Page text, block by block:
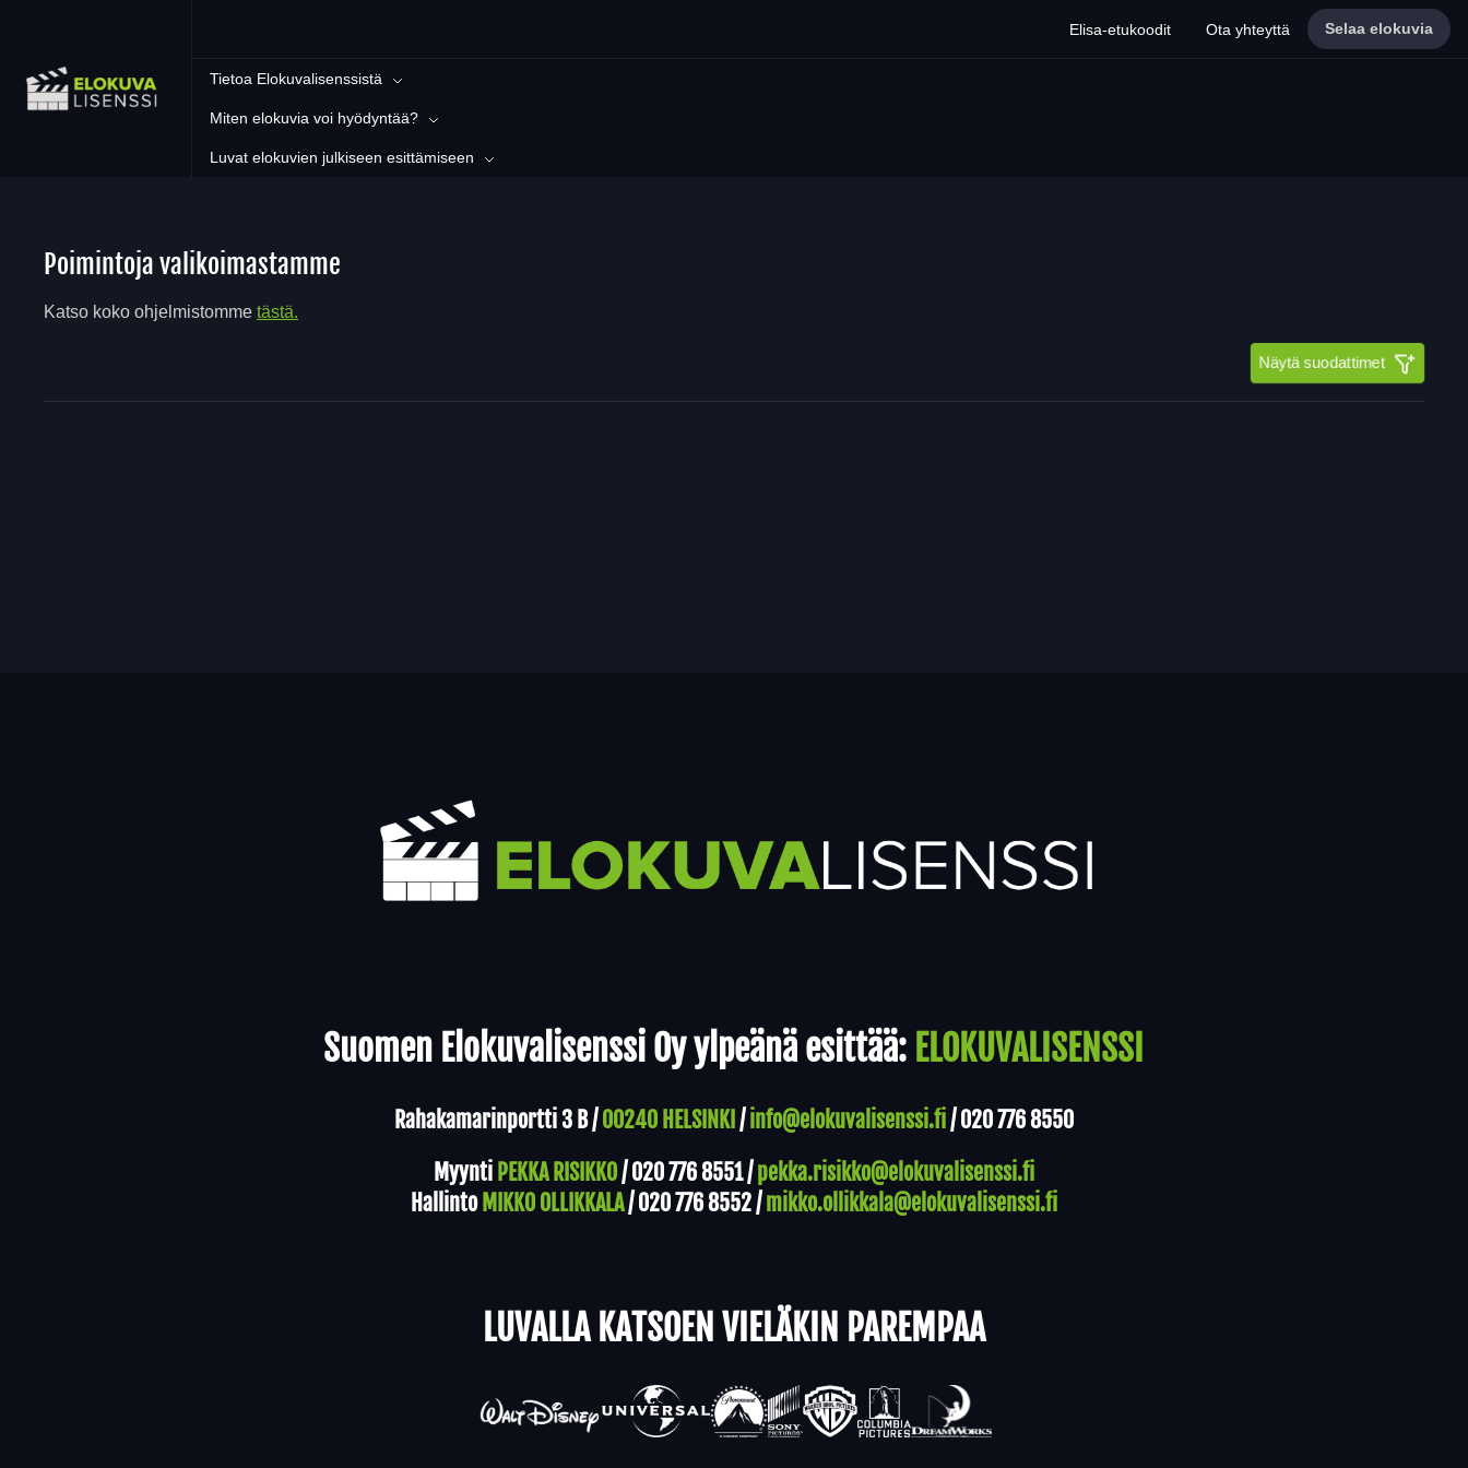
Elisa-etukoodit Ota yhteyttä Selaa elokuvia
Tietoa Elokuvalisenssistä
Miten elokuvia voi hyödyntää?
Luvat elokuvien julkiseen esittämiseen
Poimintoja valikoimastamme
Katso koko ohjelmistomme tästä.
Näytä suodattimet
Suomen Elokuvalisenssi Oy ylpeänä esittää: ELOKUVALISENSSI
Rahakamarinportti 3 B /00240 HELSINKI /info@elokuvalisenssi.fi/020 776 8550
Myynti PEKKA RISIKKO/020 776 8551/pekka.risikko@elokuvalisenssi.fi
Hallinto MIKKO OLLIKKALA/020 776 8552/mikko.ollikkala@elokuvalisenssi.fi
LUVALLA KATSOEN VIELÄKIN PAREMPAA